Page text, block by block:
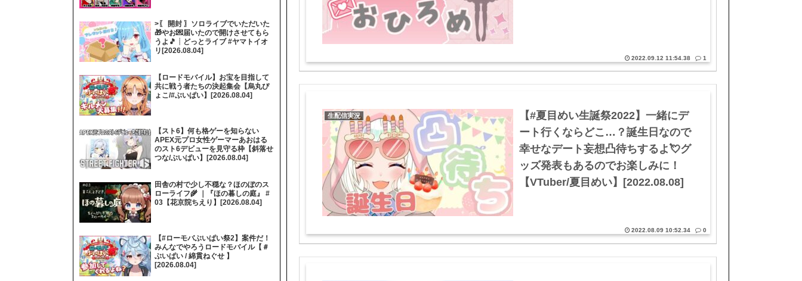
2022.09.12 11:54.38 1
生配信実況
【#夏目めい生誕祭2022】一緒にデ
ート行くならどこ…？誕生日なので
幸せなデート妄想凸待ちするよ💘グ
ッズ発表もあるのでお楽しみに！
【VTuber/夏目めい】[2022.08.08]
2022.08.09 10:52.34 0
>〖 開封 〗ソロライブでいただいた
🎁やお💌届いたので開けさせてもら
うよ🎵┊どっとライブ #ヤマトイオ
リ[2026.08.04]
【ロードモバイル】お宝を目指して
共に戦う者たちの決起集会【烏丸ぴ
ょこ/#ぶいぱい】[2026.08.04]
【スト6】何も格ゲーを知らない
APEX元プロ女性ゲーマーあおはる
のスト6デビューを見守る枠【斜落せ
つな/ぶいぱい】[2026.08.04]
田舎の村で少し不穏な？ほのぼのス
ローライフ🌾 ｜『ほの暮しの庭』 #
03【花京院ちえり】[2026.08.04]
【#ローモバぶいぱい祭2】案件だ！
みんなでやろうロードモバイル【＃
ぶいぱい / 綿貫ねぐせ 】
[2026.08.04]